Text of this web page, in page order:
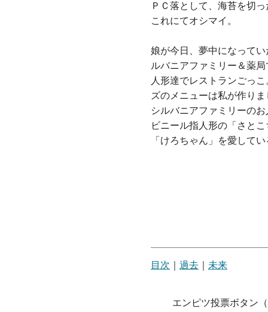
ＰＣ落として、海苔を切
これにてオシマイ。
娘が今日、夢中になって
ルバニアファミリー＆薬
人形達でレストランごっ
ズのメニューは私が作り
シルバニアファミリーの
ビニール指人形の「さと
「けろちゃん」を愛して
目次 過去 未来
エンピツ投票ボタン